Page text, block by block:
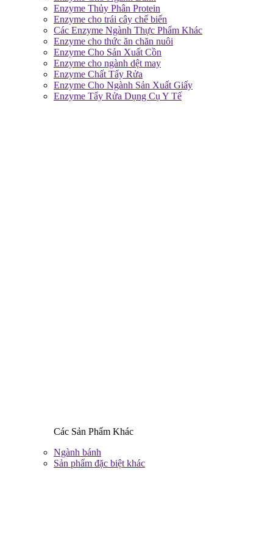
Enzyme Thủy Phân Protein
Enzyme cho trái cây chế biến
Các Enzyme Ngành Thực Phẩm Khác
Enzyme cho thức ăn chăn nuôi
Enzyme Cho Sản Xuất Cồn
Enzyme cho ngành dệt may
Enzyme Chất Tẩy Rửa
Enzyme Cho Ngành Sản Xuất Giấy
Enzyme Tẩy Rửa Dụng Cụ Y Tế
Các Sản Phẩm Khác
Ngành bánh
Sản phẩm đặc biệt khác